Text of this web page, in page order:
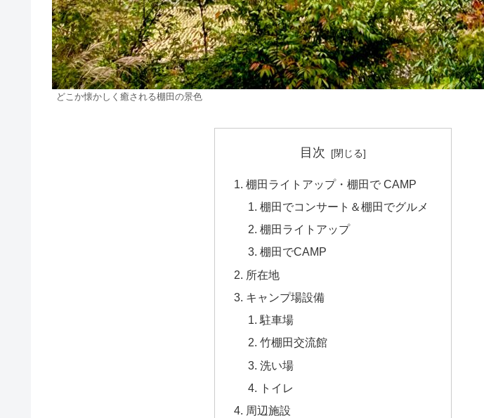
どこか懐かしく癒される棚田の景色
目次
棚田ライトアップ・棚田で CAMP
棚田でコンサート＆棚田でグルメ
棚田ライトアップ
棚田でCAMP
所在地
キャンプ場設備
駐車場
竹棚田交流館
洗い場
トイレ
周辺施設